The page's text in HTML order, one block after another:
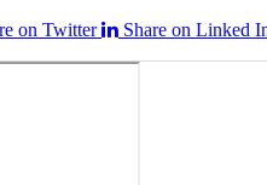
on Twitter Share on Linked